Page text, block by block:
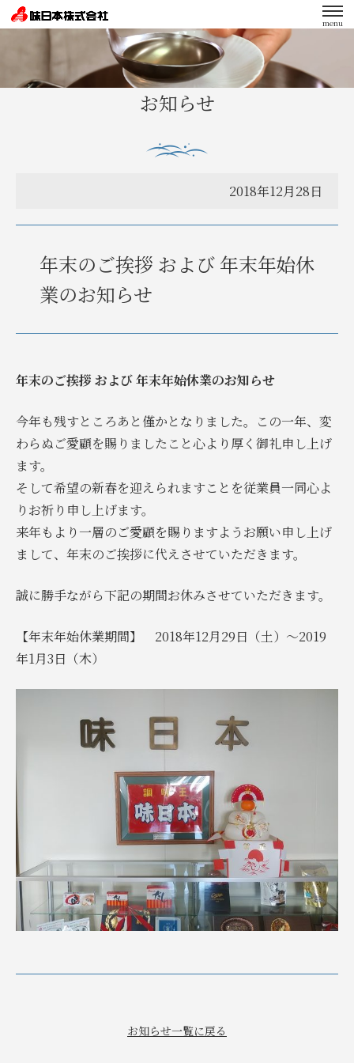
menu
お知らせ
2018年12月28日
年末のご挨拶 および 年末年始休
業のお知らせ
年末のご挨拶 および 年末年始休業のお知らせ
今年も残すところあと僅かとなりました。この一年、変
わらぬご愛顧を賜りましたこと心より厚く御礼申し上げ
ます。
そして希望の新春を迎えられますことを従業員一同心よ
りお祈り申 し上げます。
来年もより一層のご愛顧を賜りますようお願い申し上げ
まして、年末のご挨拶に代えさせていただきます。
誠に勝手ながら下記の期間お休みさせていただきます。
【年末年始休業期間】 2018年12月29日（土）～2019
年1月3日（木）
お知らせ一覧に戻る